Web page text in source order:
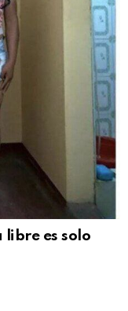
es solo